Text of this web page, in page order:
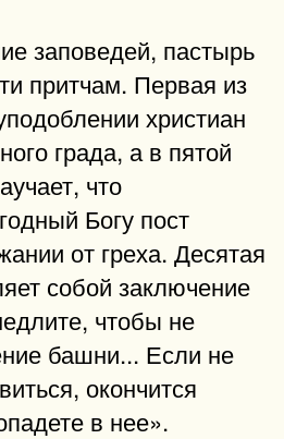
заповедей, пастырь
притчам. Первая из
христиан
града, а в пятой
что
Богу пост
от греха. Десятая
собой заключение
чтобы не
башни... Если не
окончится
в нее».